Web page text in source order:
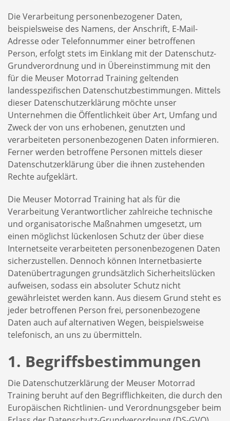
Die Verarbeitung personenbezogener Daten,
beispielsweise des Namens, der Anschrift, E-Mail-
Adresse oder Telefonnummer einer betroffenen
Person, erfolgt stets im Einklang mit der Datenschutz-
Grundverordnung und in Übereinstimmung mit den
für die Meuser Motorrad Training geltenden
landesspezifischen Datenschutzbestimmungen. Mittels
dieser Datenschutzerklärung möchte unser
Unternehmen die Öffentlichkeit über Art, Umfang und
Zweck der von uns erhobenen, genutzten und
verarbeiteten personenbezogenen Daten informieren.
Ferner werden betroffene Personen mittels dieser
Datenschutzerklärung über die ihnen zustehenden
Rechte aufgeklärt.
Die Meuser Motorrad Training hat als für die
Verarbeitung Verantwortlicher zahlreiche technische
und organisatorische Maßnahmen umgesetzt, um
einen möglichst lückenlosen Schutz der über diese
Internetseite verarbeiteten personenbezogenen Daten
sicherzustellen. Dennoch können Internetbasierte
Datenübertragungen grundsätzlich Sicherheitslücken
aufweisen, sodass ein absoluter Schutz nicht
gewährleistet werden kann. Aus diesem Grund steht es
jeder betroffenen Person frei, personenbezogene
Daten auch auf alternativen Wegen, beispielsweise
telefonisch, an uns zu übermitteln.
1. Begriffsbestimmungen
Die Datenschutzerklärung der Meuser Motorrad
Training beruht auf den Begrifflichkeiten, die durch den
Europäischen Richtlinien- und Verordnungsgeber beim